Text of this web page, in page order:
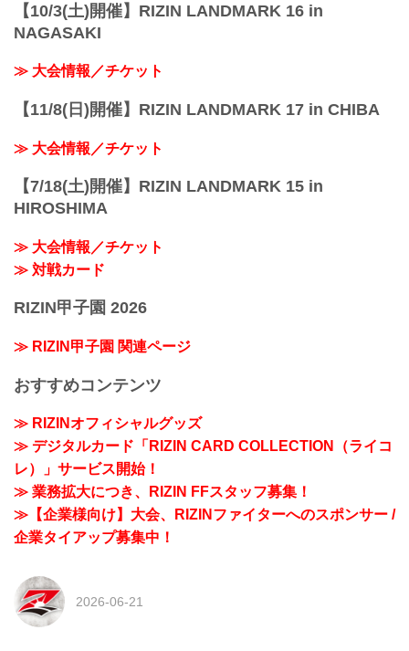
【10/3(土)開催】RIZIN LANDMARK 16 in
NAGASAKI
≫ 大会情報／チケット
【11/8(日)開催】RIZIN LANDMARK 17 in CHIBA
≫ 大会情報／チケット
【7/18(土)開催】RIZIN LANDMARK 15 in
HIROSHIMA
≫ 大会情報／チケット
≫ 対戦カード
RIZIN甲子園 2026
≫ RIZIN甲子園 関連ページ
おすすめコンテンツ
≫ RIZINオフィシャルグッズ
≫ デジタルカード「RIZIN CARD COLLECTION（ライコ
レ）」サービス開始！
≫ 業務拡大につき、RIZIN FFスタッフ募集！
≫【企業様向け】大会、RIZINファイターへのスポンサー /
企業タイアップ募集中！
2026-06-21